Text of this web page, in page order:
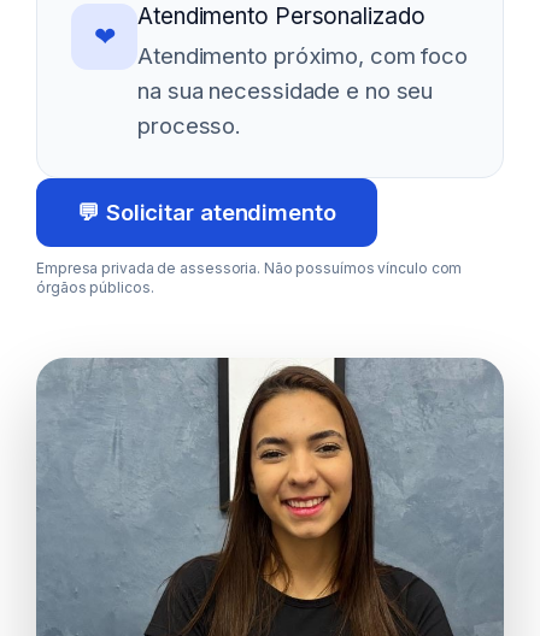
❤
Atendimento Personalizado
Atendimento próximo, com foco
na sua necessidade e no seu
processo.
💬 Solicitar atendimento
Empresa privada de assessoria. Não possuímos vínculo com
órgãos públicos.